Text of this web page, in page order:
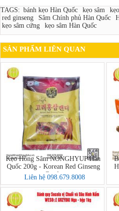
TAGS: bánh kẹo Hàn Quốc kẹo sâm
red ginseng
Sâm Chính phủ Hàn Quốc
kẹo sâm cứng
kẹo sâm Hàn Quốc
SẢN PHẨM LIÊN QUAN
Kẹo Hồng Sâm NONGHYUP Hàn
Quốc 200g - Korean Red Ginseng
Candy
Liên hệ 098.679.8008